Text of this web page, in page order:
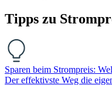
Tipps zu
Sparen beim Strompreis:
Der effektivste Weg die